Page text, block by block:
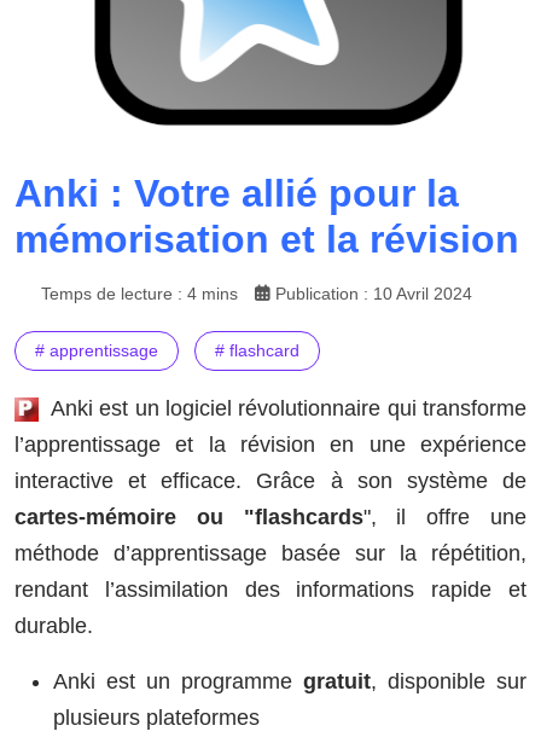
Anki : Votre allié pour la
mémorisation et la révision
Temps de lecture : 4 mins Publication : 10 Avril 2024
# apprentissage # flashcard
Anki est un logiciel révolutionnaire qui transforme
l’apprentissage et la révision en une expérience
interactive et efficace. Grâce à son système de
cartes-mémoire ou "flashcards", il offre une
méthode d’apprentissage basée sur la répétition,
rendant l’assimilation des informations rapide et
durable.
Anki est un programme gratuit, disponible sur
plusieurs plateformes